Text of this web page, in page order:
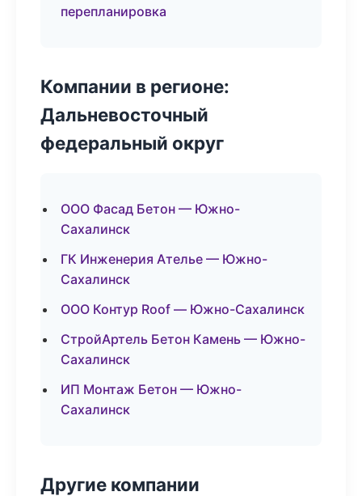
перепланировка
Компании в регионе:
Дальневосточный
федеральный округ
ООО Фасад Бетон — Южно-
Сахалинск
ГК Инженерия Ателье — Южно-
Сахалинск
ООО Контур Roof — Южно-Сахалинск
СтройАртель Бетон Камень — Южно-
Сахалинск
ИП Монтаж Бетон — Южно-
Сахалинск
Другие компании